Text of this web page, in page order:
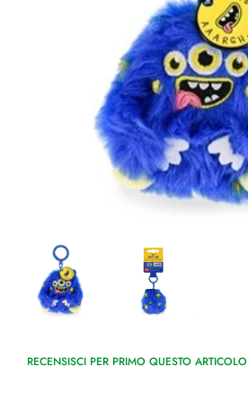
RECENSISCI PER PRIMO QUESTO ARTICOLO